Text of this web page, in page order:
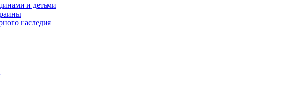
и детьми
наследия